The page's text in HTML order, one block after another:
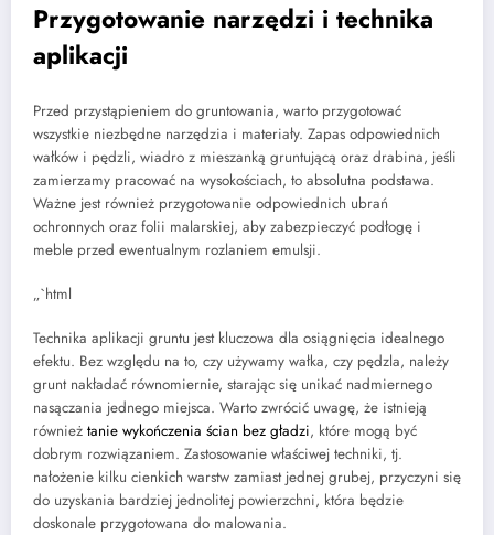
Przygotowanie narzędzi i technika
aplikacji
Przed przystąpieniem do gruntowania, warto przygotować
wszystkie niezbędne narzędzia i materiały. Zapas odpowiednich
wałków i pędzli, wiadro z mieszanką gruntującą oraz drabina, jeśli
zamierzamy pracować na wysokościach, to absolutna podstawa.
Ważne jest również przygotowanie odpowiednich ubrań
ochronnych oraz folii malarskiej, aby zabezpieczyć podłogę i
meble przed ewentualnym rozlaniem emulsji.
„`html
Technika aplikacji gruntu jest kluczowa dla osiągnięcia idealnego
efektu. Bez względu na to, czy używamy wałka, czy pędzla, należy
grunt nakładać równomiernie, starając się unikać nadmiernego
nasączania jednego miejsca. Warto zwrócić uwagę, że istnieją
również tanie wykończenia ścian bez gładzi, które mogą być
dobrym rozwiązaniem. Zastosowanie właściwej techniki, tj.
nałożenie kilku cienkich warstw zamiast jednej grubej, przyczyni się
do uzyskania bardziej jednolitej powierzchni, która będzie
doskonale przygotowana do malowania.